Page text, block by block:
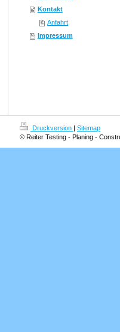
Kontakt
Anfahrt
Impressum
Druckversion | Sitemap
© Reiter Testing - Planing -